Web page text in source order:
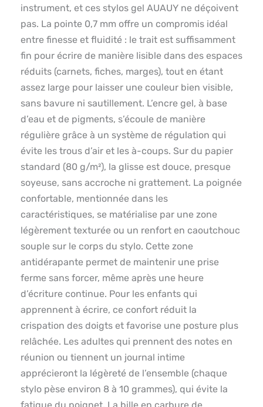
instrument, et ces stylos gel AUAUY ne déçoivent
pas. La pointe 0,7 mm offre un compromis idéal
entre finesse et fluidité : le trait est suffisamment
fin pour écrire de manière lisible dans des espaces
réduits (carnets, fiches, marges), tout en étant
assez large pour laisser une couleur bien visible,
sans bavure ni sautillement. L’encre gel, à base
d’eau et de pigments, s’écoule de manière
régulière grâce à un système de régulation qui
évite les trous d’air et les à-coups. Sur du papier
standard (80 g/m²), la glisse est douce, presque
soyeuse, sans accroche ni grattement. La poignée
confortable, mentionnée dans les
caractéristiques, se matérialise par une zone
légèrement texturée ou un renfort en caoutchouc
souple sur le corps du stylo. Cette zone
antidérapante permet de maintenir une prise
ferme sans forcer, même après une heure
d’écriture continue. Pour les enfants qui
apprennent à écrire, ce confort réduit la
crispation des doigts et favorise une posture plus
relâchée. Les adultes qui prennent des notes en
réunion ou tiennent un journal intime
apprécieront la légèreté de l’ensemble (chaque
stylo pèse environ 8 à 10 grammes), qui évite la